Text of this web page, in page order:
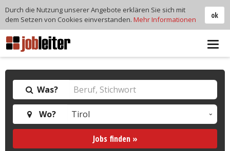
Was?
Wo?
Jobs finden »
ok
Durch die Nutzung unserer Angebote erklären Sie sich mit
dem Setzen von Cookies einverstanden. Mehr Informationen